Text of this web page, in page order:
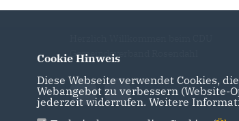
Gemeindeverband Rosendahl
Cookie Hinweis
Diese Webseite verwendet Cookies,
Webangebot zu verbessern
jederzeit widerrufen. Weitere